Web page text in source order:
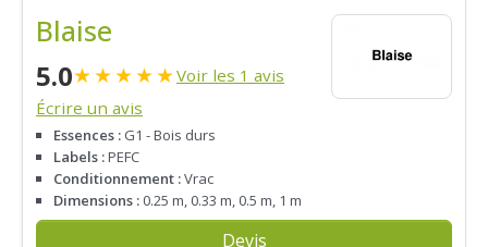
Blaise
5.0★★★★★Voir les 1 avis
Écrire un avis
Essences : G1 - Bois durs
Labels :PEFC
Conditionnement :Vrac
Dimensions : 0.25 m, 0.33 m, 0.5 m, 1 m
Devis